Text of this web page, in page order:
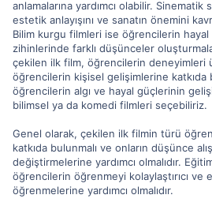
anlamalarına yardımcı olabilir.
estetik anlayışını ve sanatın önemini
Bilim kurgu filmleri ise öğrencilerin
zihinlerinde farklı düşünceler
çekilen ilk film, öğrencilerin deneyimleri
öğrencilerin kişisel gelişimlerine katkıda
öğrencilerin algı ve hayal güçlerinin
bilimsel ya da komedi filmleri seçebiliriz.
Genel olarak, çekilen ilk filmin türü
katkıda bulunmalı ve onların düşünce
değiştirmelerine yardımcı olmalıdır.
öğrencilerin öğrenmeyi kolaylaştırıcı ve
öğrenmelerine yardımcı olmalıdır.